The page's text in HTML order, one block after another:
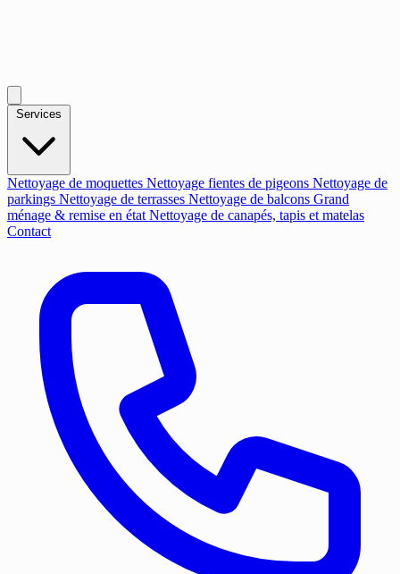
Nettoyage de moquettes Nettoyage fientes de pigeons Nettoyage de
parkings Nettoyage de terrasses Nettoyage de balcons Grand
ménage & remise en état Nettoyage de canapés, tapis et matelas
Contact